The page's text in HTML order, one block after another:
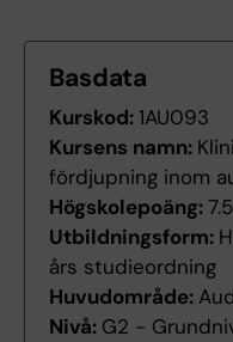
Basdata
Kurskod:1AU093
Kursens namn:
fördjupning inom
Högskolepoäng:7.5
Utbildningsform:
års studieordning
Huvudområde:
Nivå: G2 -